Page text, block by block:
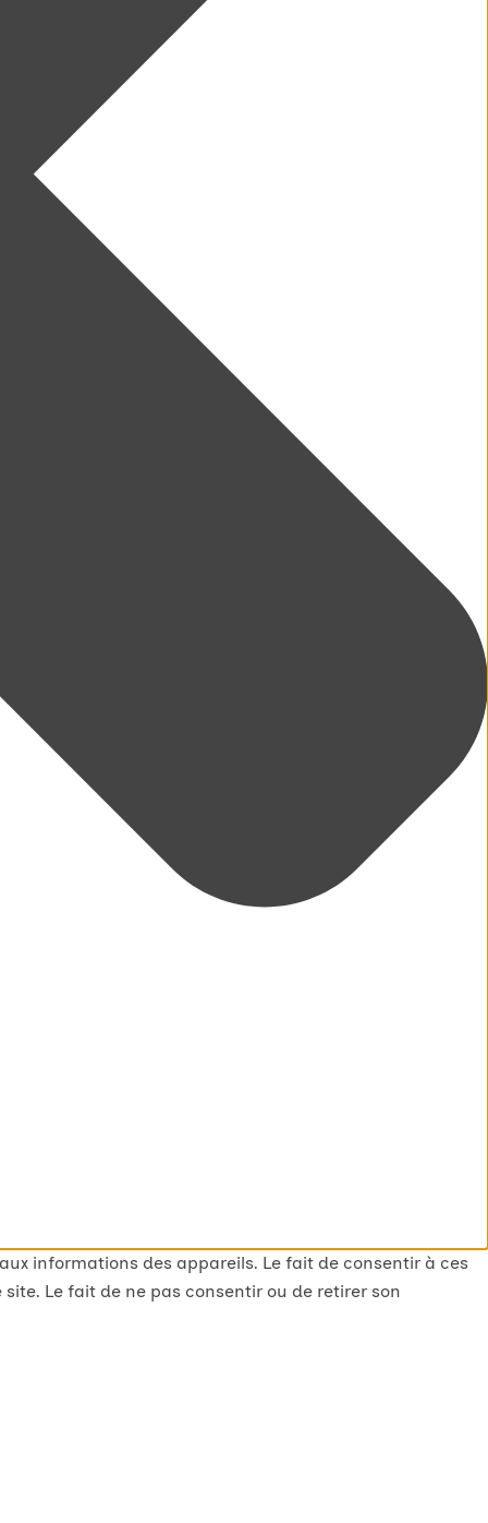
informations des appareils. Le fait de consentir à ces
Le fait de ne pas consentir ou de retirer son